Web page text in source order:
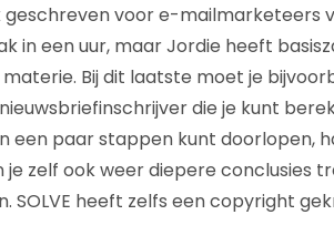
voor e-mailmarketeers
in een uur, maar Jordie heeft
Bij dit laatste moet je
die je kunt
een paar stappen kunt doorlopen,
je zelf ook weer diepere conclusies
SOLVE heeft zelfs een copyright